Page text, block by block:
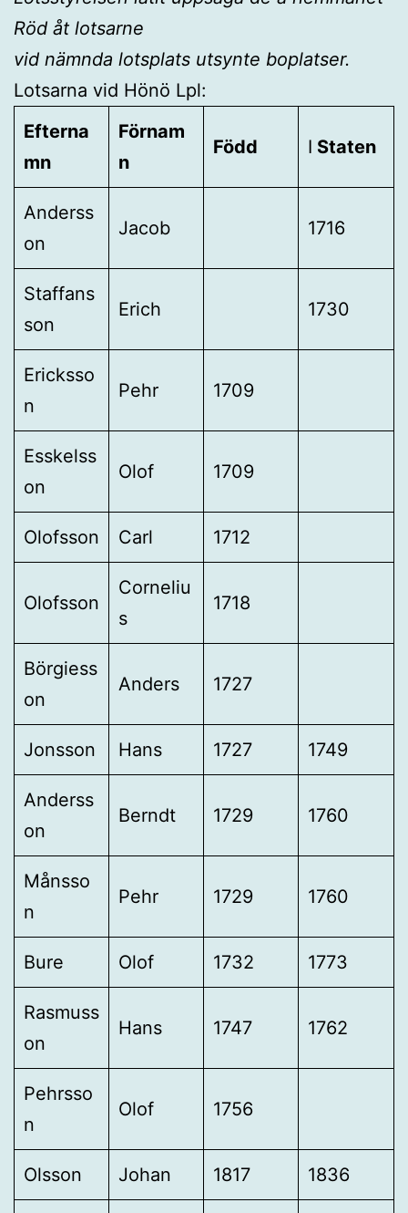
Röd åt lotsarne
vid nämnda lotsplats utsynte boplatser.
Lotsarna vid Hönö Lpl:
Efterna
mn
Förnam
n
Född I Staten
Anderss
on
Jacob 1716
Staffans
son
Erich 1730
Ericksso
n
Pehr 1709
Esskelss
on
Olof 1709
Olofsson Carl 1712
Olofsson
Corneliu
s
1718
Börgiess
on
Anders 1727
Jonsson Hans 1727 1749
Anderss
on
Berndt 1729 1760
Månsso
n
Pehr 1729 1760
Bure Olof 1732 1773
Rasmuss
on
Hans 1747 1762
Pehrsso
n
Olof 1756
Olsson Johan 1817 1836